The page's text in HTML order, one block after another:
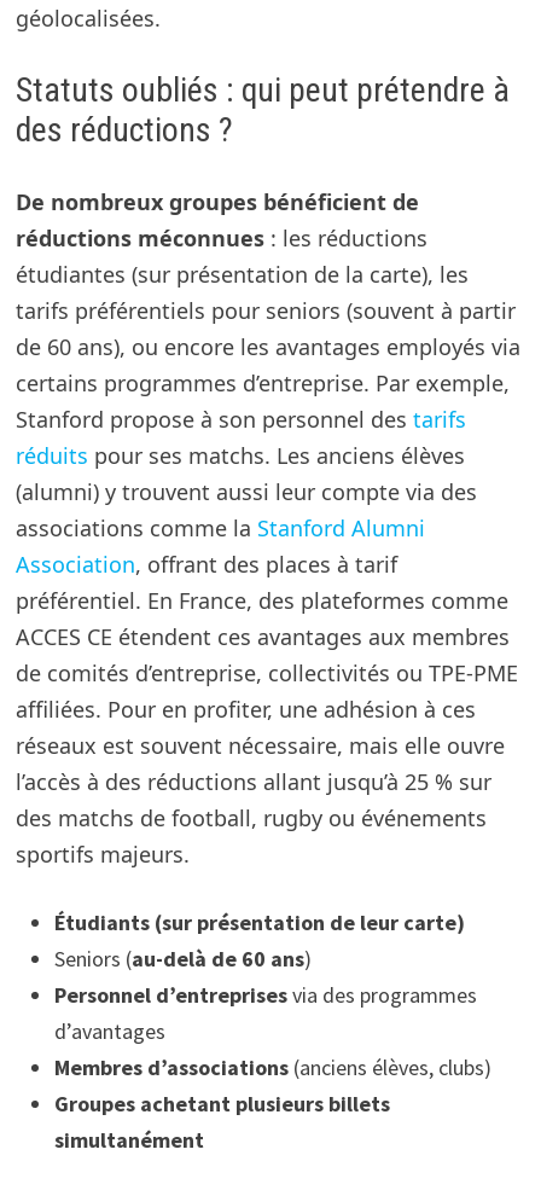
géolocalisées.
Statuts oubliés : qui peut prétendre à
des réductions ?
De nombreux groupes bénéficient de
réductions méconnues: les réductions
étudiantes (sur présentation de la carte), les
tarifs préférentiels pour seniors (souvent à partir
de 60 ans), ou encore les avantages employés via
certains programmes d’entreprise. Par exemple,
Stanford propose à son personnel des tarifs
réduits pour ses matchs. Les anciens élèves
(alumni) y trouvent aussi leur compte via des
associations comme la Stanford Alumni
Association, offrant des places à tarif
préférentiel. En France, des plateformes comme
ACCES CE étendent ces avantages aux membres
de comités d’entreprise, collectivités ou TPE-PME
affiliées. Pour en profiter, une adhésion à ces
réseaux est souvent nécessaire, mais elle ouvre
l’accès à des réductions allant jusqu’à 25 % sur
des matchs de football, rugby ou événements
sportifs majeurs.
Étudiants (sur présentation de leur carte)
Seniors (au-delà de 60 ans)
Personnel d’entreprisesvia des programmes
d’avantages
Membres d’associations(anciens élèves, clubs)
Groupes achetant plusieurs billets
simultanément